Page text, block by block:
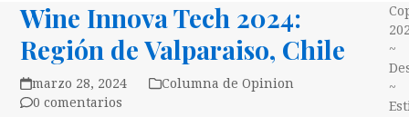
Wine Innova Tech 2024:
Región de Valparaiso, Chile
marzo 28, 2024
Columna de Opinion
0 comentarios
~
~